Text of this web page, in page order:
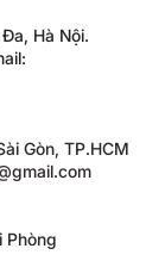
Hà Nội.
Gòn, TP.HCM
Phòng